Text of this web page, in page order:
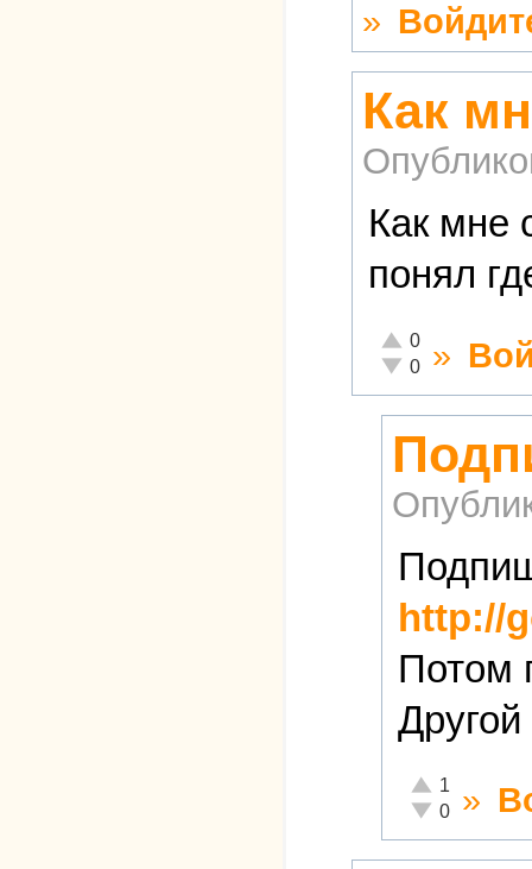
»
Как
Как мне
понял
Отлично!
0
Неадекватно!
0 »
http://
Потом
Отлично!
1
Неадекватно!
0 »